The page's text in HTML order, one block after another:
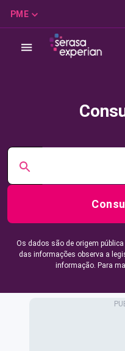
PME
Os dados são de origem
das informações observa a
informação. Para